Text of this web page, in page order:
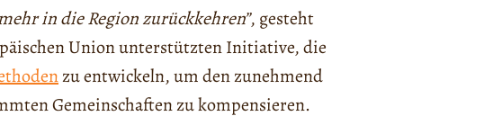
in die Region zurückkehren”, gesteht
Union unterstützten Initiative, die
zu entwickeln, um den zunehmend
Gemeinschaften zu kompensieren.